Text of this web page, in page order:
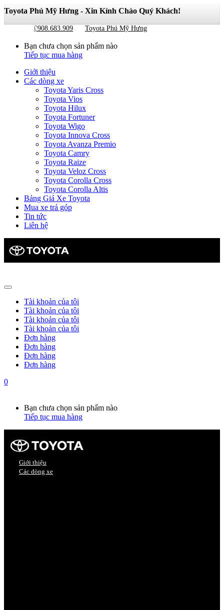
Toyota Phú Mỹ Hưng - Xin Kính Chào Quý Khách!
0908.683.909 Toyota Phú Mỹ Hưng
0
Bạn chưa chọn sản phẩm nào
Tiếp tục mua hàng
Giới thiệu
Các dòng xe
Toyota Yaris Cross
Toyota Vios
Toyota Hilux
Toyota Fortuner
Toyota Wigo
Toyota Innova Cross
Toyota Avanza Premio
Toyota Camry
Toyota Raize
Toyota Veloz Cross
Toyota Corolla Cross
Toyota Corolla Altis
Bảng Giá Xe Toyota
Mua xe trả góp
Tin tức
Liên hệ
Tài khoản của tôi
Tài khoản của tôi
Tài khoản của tôi
Tài khoản của tôi
Đơn hàng
Đơn hàng
Đơn hàng
Đơn hàng
0
Bạn chưa chọn sản phẩm nào
Tiếp tục mua hàng
Giới thiệu
Các dòng xe